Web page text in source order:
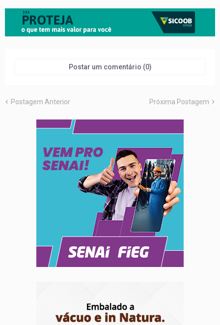
Postar um comentário (0)
Postagem Anterior Próxima Postagem